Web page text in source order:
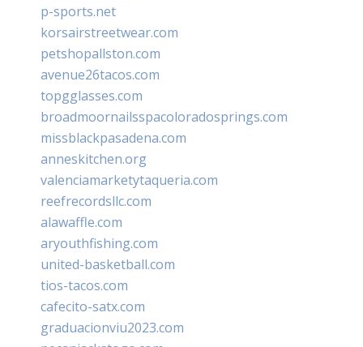
p-sports.net
korsairstreetwear.com
petshopallston.com
avenue26tacos.com
topgglasses.com
broadmoornailsspacoloradosprings.com
missblackpasadena.com
anneskitchen.org
valenciamarketytaqueria.com
reefrecordsllc.com
alawaffle.com
aryouthfishing.com
united-basketball.com
tios-tacos.com
cafecito-satx.com
graduacionviu2023.com